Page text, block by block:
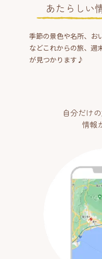
あたらしい
季節の景色や名所、お
などこれからの旅、週
が見つかります♪
自分だけ
情報